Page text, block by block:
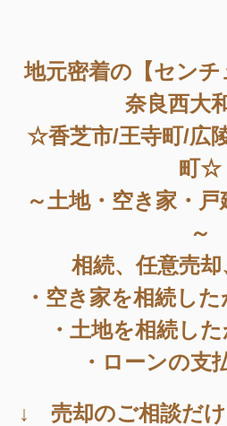
地元密着の【セン
奈良西大
☆香芝市/王寺町/広
町☆
～土地・空き家・
～
相続、任意売
・空き家を相続し
・土地を相続し
・ローンの支
↓ 売却のご相談だ